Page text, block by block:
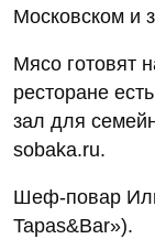
Московском и
Мясо готовят
ресторане
зал для
sobaka.ru.
Шеф-повар
Tapas&Bar»).